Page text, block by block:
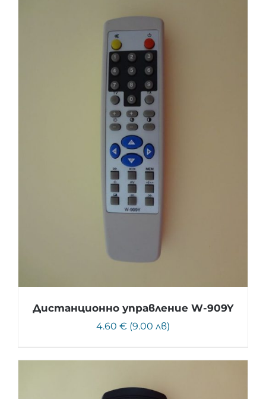
Дистанционно управление W-909Y
4.60 € (9.00 лв)